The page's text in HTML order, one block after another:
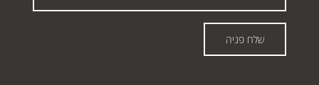
שלח פניה